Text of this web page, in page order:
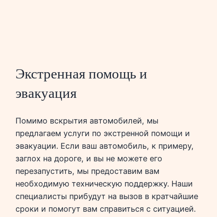
Экстренная помощь и
эвакуация
Помимо вскрытия автомобилей, мы
предлагаем услуги по экстренной помощи и
эвакуации. Если ваш автомобиль, к примеру,
заглох на дороге, и вы не можете его
перезапустить, мы предоставим вам
необходимую техническую поддержку. Наши
специалисты прибудут на вызов в кратчайшие
сроки и помогут вам справиться с ситуацией.